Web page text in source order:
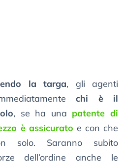
la targa, gli agenti
chi è il
, se ha una patente di
è assicurato e con che
solo. Saranno subito
dell’ordine anche le